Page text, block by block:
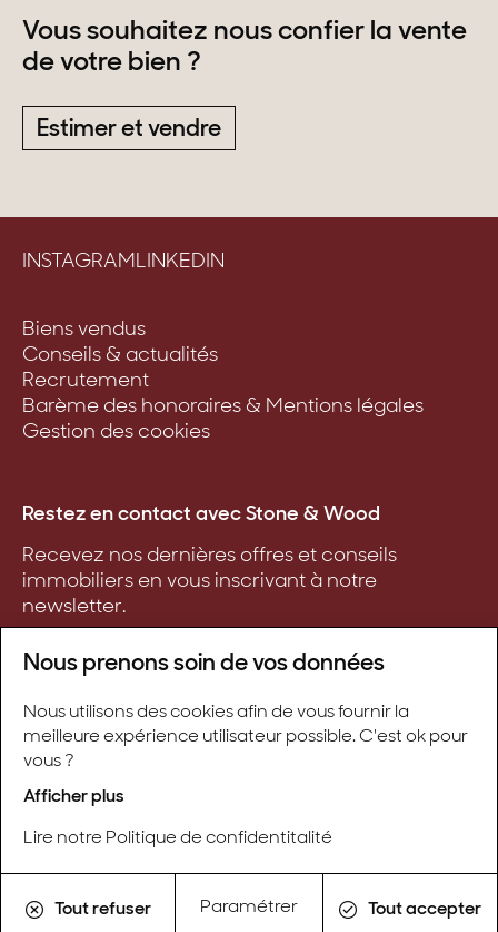
Vous souhaitez nous confier la vente
de votre bien ?
Estimer et vendre
INSTAGRAMLINKEDIN
Biens vendus
Conseils & actualités
Recrutement
Barème des honoraires & Mentions légales
Gestion des cookies
Restez en contact avec Stone & Wood
Recevez nos dernières offres et conseils
immobiliers en vous inscrivant à notre
newsletter.
S'inscrire
Nous prenons soin de vos données
Nous utilisons des cookies afin de vous fournir la
meilleure expérience utilisateur possible. C'est ok pour
vous ?
Afficher plus
Lire notre Politique de confidentitalité
Tout refuser Paramétrer Tout accepter